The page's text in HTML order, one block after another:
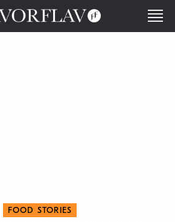
FOOD STORIES